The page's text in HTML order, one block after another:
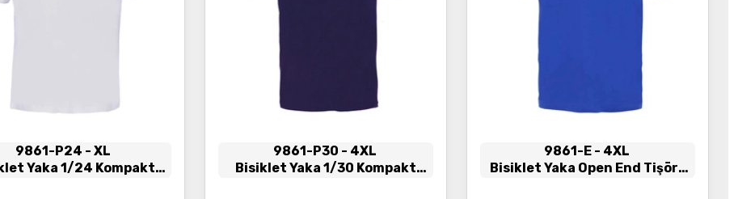
9861-P24 - XL
Yaka 1/24 Kompakt
9861-P30 - 4XL
Bisiklet Yaka 1/30 Kompakt
9861-E - 4XL
Bisiklet Yaka Open End Tişört